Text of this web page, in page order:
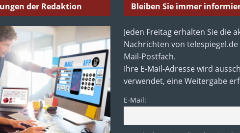
der Redaktion Bleiben Sie immer
Jeden Freitag erhalten Sie die
Nachrichten von telespiegel.de
Mail-Postfach.
Ihre E-Mail-Adresse wird
verwendet, eine Weitergabe
E-Mail: